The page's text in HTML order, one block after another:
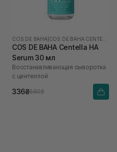
COS DE BAHA
COS DE BAHA Centella HA
Serum 30 мл
Восстанавливающая сыворотка
с центеллой
336₴560₴